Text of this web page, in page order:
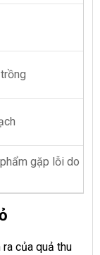
gặp lỗi do
của quả thu